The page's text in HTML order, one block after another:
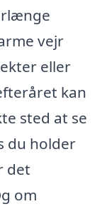
vejr
eller
kan
sted at se
du holder
det
om